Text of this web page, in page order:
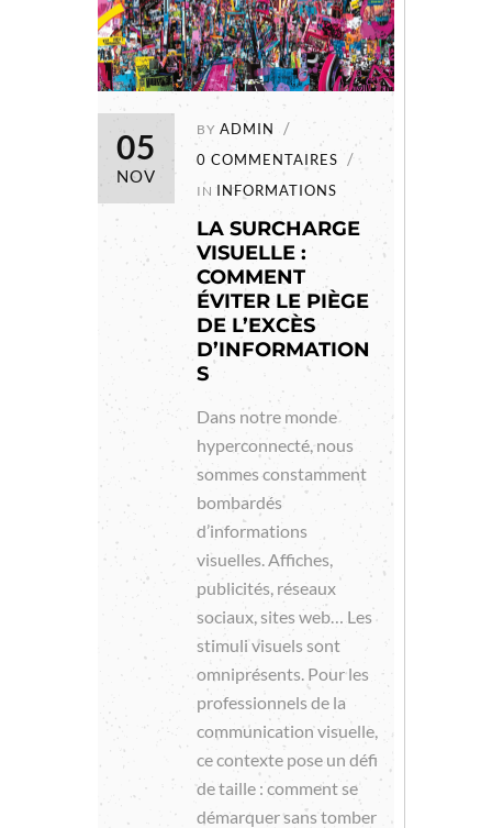
05
NOV
BY ADMIN
0 COMMENTAIRES
IN INFORMATIONS
LA SURCHARGE
VISUELLE :
COMMENT
ÉVITER LE PIÈGE
DE L’EXCÈS
D’INFORMATION
S
Dans notre monde
hyperconnecté, nous
sommes constamment
bombardés
d’informations
visuelles. Affiches,
publicités, réseaux
sociaux, sites web… Les
stimuli visuels sont
omniprésents. Pour les
professionnels de la
communication visuelle,
ce contexte pose un défi
de taille : comment se
démarquer sans tomber